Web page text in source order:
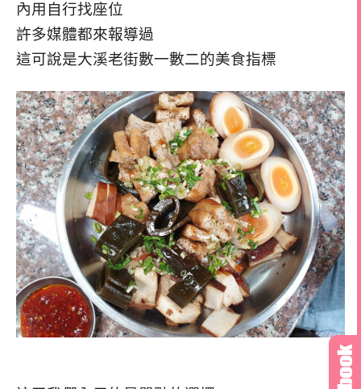
內用自行找座位
許多媒體都來報導過
這可說是大溪老街數一數二的美食指標